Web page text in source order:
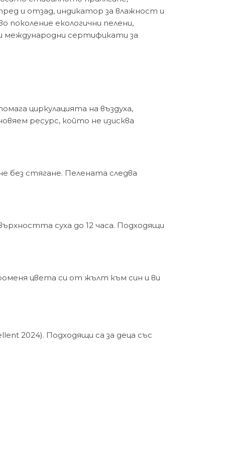
и отзад, индикатор за влажност и
екологични пелени,
международни сертификати за
циркулацията на въздуха,
ресурс, който не изисква
без стягане. Пелената следва
суха до 12 часа. Подходящи
цвета си от жълт към син и ви
2024). Подходящи са за деца със